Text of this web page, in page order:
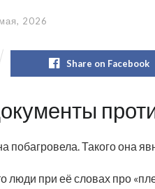
2026
Share on Facebook
побагровела. Такого она
люди при её словах про